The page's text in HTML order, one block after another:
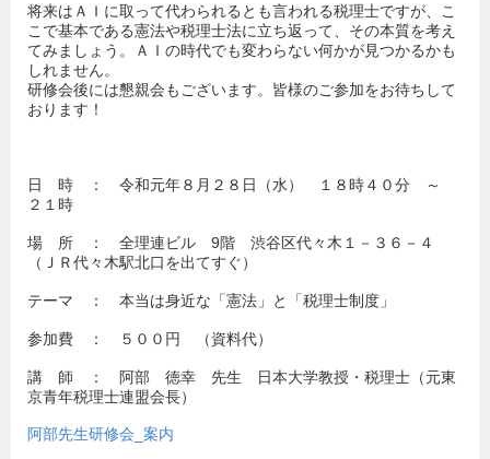
将来はＡＩに取って代わられるとも言われる税理士ですが、こ
こで基本である憲法や税理士法に立ち返って、その本質を考え
てみましょう。ＡＩの時代でも変わらない何かが見つかるかも
しれません。
研修会後には懇親会もございます。皆様のご参加をお待ちして
おります！
日 時 ： 令和元年８月２８日（水） １８時４０分 ～
２１時
場 所 ： 全理連ビル 9階 渋谷区代々木１－３６－４
（ＪＲ代々木駅北口を出てすぐ）
テーマ ： 本当は身近な「憲法」と「税理士制度」
参加費 ： ５００円 （資料代）
講 師 ： 阿部 徳幸 先生 日本大学教授・税理士（元東
京青年税理士連盟会長）
阿部先生研修会_案内